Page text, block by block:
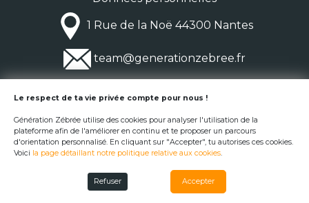
1 Rue de la Noë 44300 Nantes
team@generationzebree.fr
© Génération Zébrée 2026
Le respect de ta vie privée compte pour nous !
Génération Zébrée utilise des cookies pour analyser l'utilisation de la
plateforme afin de l'améliorer en continu et te proposer un parcours
d'orientation personnalisé. En cliquant sur "Accepter", tu autorises ces cookies.
Voici la page détaillant notre politique relative aux cookies.
Refuser Accepter